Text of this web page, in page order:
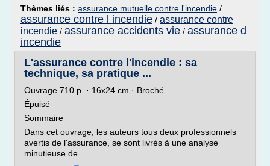
Thèmes liés : assurance mutuelle contre l'incendie /
assurance contre l incendie / assurance contre
incendie / assurance accidents vie / assurance d
incendie
L'assurance contre l'incendie : sa
technique, sa pratique ...
Ouvrage 710 p. · 16x24 cm · Broché
Épuisé
Sommaire
Dans cet ouvrage, les auteurs tous deux professionnels
avertis de l'assurance, se sont livrés à une analyse
minutieuse de...